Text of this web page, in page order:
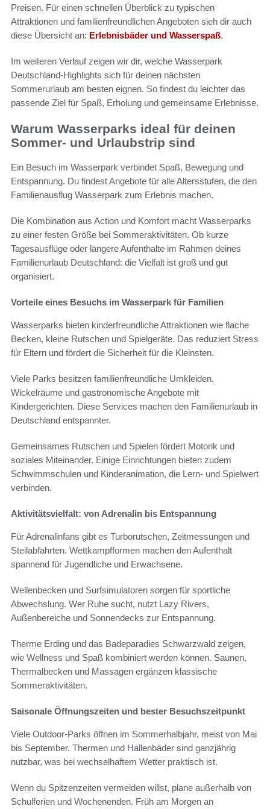
Preisen. Für einen schnellen Überblick zu typischen
Attraktionen und familienfreundlichen Angeboten sieh dir auch
diese Übersicht an: Erlebnisbäder und Wasserspaß.
Im weiteren Verlauf zeigen wir dir, welche Wasserpark
Deutschland‑Highlights sich für deinen nächsten
Sommerurlaub am besten eignen. So findest du leichter das
passende Ziel für Spaß, Erholung und gemeinsame Erlebnisse.
Warum Wasserparks ideal für deinen
Sommer- und Urlaubstrip sind
Ein Besuch im Wasserpark verbindet Spaß, Bewegung und
Entspannung. Du findest Angebote für alle Altersstufen, die den
Familienausflug Wasserpark zum Erlebnis machen.
Die Kombination aus Action und Komfort macht Wasserparks
zu einer festen Größe bei Sommeraktivitäten. Ob kurze
Tagesausflüge oder längere Aufenthalte im Rahmen deines
Familienurlaub Deutschland: die Vielfalt ist groß und gut
organisiert.
Vorteile eines Besuchs im Wasserpark für Familien
Wasserparks bieten kinderfreundliche Attraktionen wie flache
Becken, kleine Rutschen und Spielgeräte. Das reduziert Stress
für Eltern und fördert die Sicherheit für die Kleinsten.
Viele Parks besitzen familienfreundliche Umkleiden,
Wickelräume und gastronomische Angebote mit
Kindergerichten. Diese Services machen den Familienurlaub in
Deutschland entspannter.
Gemeinsames Rutschen und Spielen fördert Motorik und
soziales Miteinander. Einige Einrichtungen bieten zudem
Schwimmschulen und Kinderanimation, die Lern- und Spielwert
verbinden.
Aktivitätsvielfalt: von Adrenalin bis Entspannung
Für Adrenalinfans gibt es Turborutschen, Zeitmessungen und
Steilabfahrten. Wettkampfformen machen den Aufenthalt
spannend für Jugendliche und Erwachsene.
Wellenbecken und Surfsimulatoren sorgen für sportliche
Abwechslung. Wer Ruhe sucht, nutzt Lazy Rivers,
Außenbereiche und Sonnendecks zur Entspannung.
Therme Erding und das Badeparadies Schwarzwald zeigen,
wie Wellness und Spaß kombiniert werden können. Saunen,
Thermalbecken und Massagen ergänzen klassische
Sommeraktivitäten.
Saisonale Öffnungszeiten und bester Besuchszeitpunkt
Viele Outdoor-Parks öffnen im Sommerhalbjahr, meist von Mai
bis September. Thermen und Hallenbäder sind ganzjährig
nutzbar, was bei wechselhaftem Wetter praktisch ist.
Wenn du Spitzenzeiten vermeiden willst, plane außerhalb von
Schulferien und Wochenenden. Früh am Morgen an